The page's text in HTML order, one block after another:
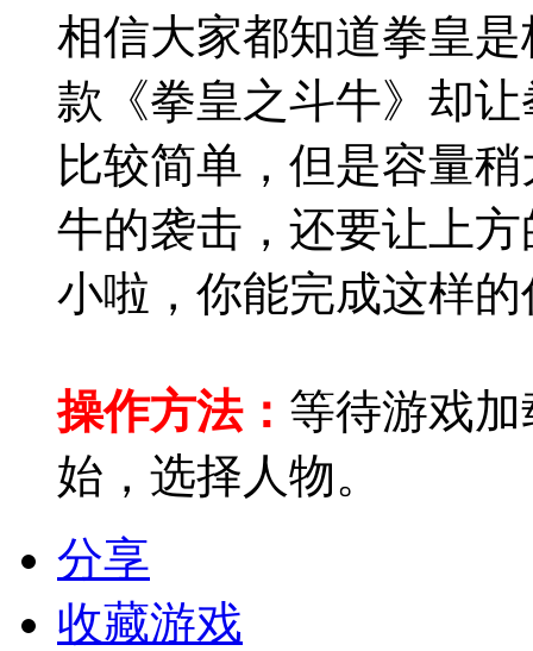
相信大家都知道拳皇
款《拳皇之斗牛》却
比较简单，但是容量
牛的袭击，还要让上
小啦，你能完成这样
操作方法： 等待游戏
始，选择人物。
分享
收藏游戏